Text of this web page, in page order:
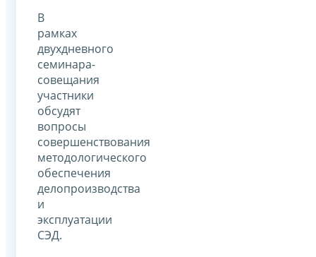
В
рамках
двухдневного
семинара-
совещания
участники
обсудят
вопросы
совершенствования
методологического
обеспечения
делопроизводства
и
эксплуатации
СЭД.